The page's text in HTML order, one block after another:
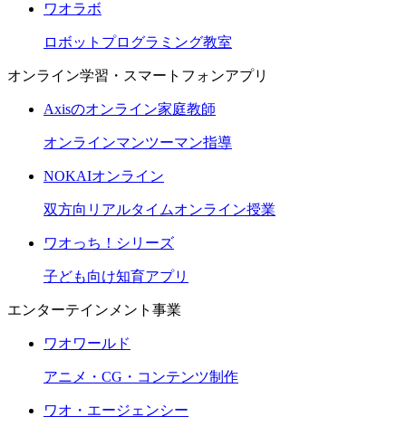
ワオラボ
ロボットプログラミング教室
オンライン学習・スマートフォンアプリ
Axisのオンライン家庭教師
オンラインマンツーマン指導
NOKAIオンライン
双方向リアルタイムオンライン授業
ワオっち！シリーズ
子ども向け知育アプリ
エンターテインメント事業
ワオワールド
アニメ・CG・コンテンツ制作
ワオ・エージェンシー